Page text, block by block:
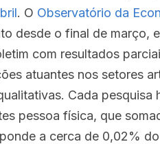
. O Observatório da
desde o final de março,
com resultados
atuantes nos setores
Cada
pessoa física, que
a cerca de 0,02%